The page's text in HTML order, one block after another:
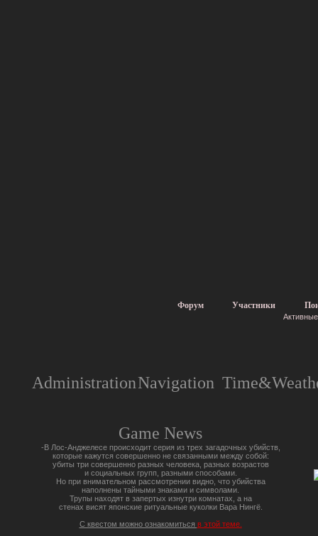
Форум Участники
AdministrationNavigation
Game News
-В Лос-Анджелесе происходит серия из трех загадочных убийств,
которые кажутся совершенно не связанными между собой:
убиты три совершенно разных человека, разных возрастов
и социальных групп, разными способами.
Но при внимательном рассмотрении видно, что убийства
наполнены тайными знаками и символами.
Трупы находят в запертых изнутри комнатах, а на
стенах висят японские ритуальные куколки Вара Нингё.
С квестом можно ознакомиться в этой теме.